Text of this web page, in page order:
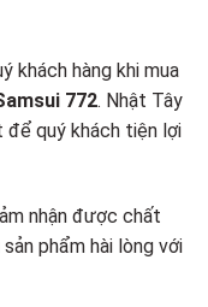
khách hàng khi mua
772. Nhật Tây
quý khách tiện lợi
nhận được chất
phẩm hài lòng với